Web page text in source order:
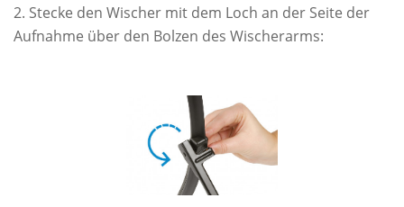
Stecke den Wischer mit dem Loch an der Seite der
Aufnahme über den Bolzen des Wischerarms: